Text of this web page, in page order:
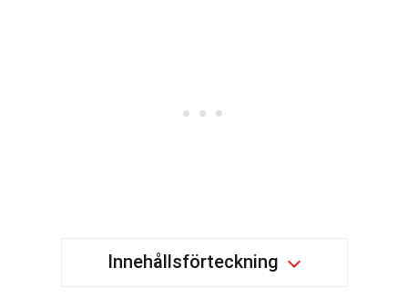
Innehållsförteckning